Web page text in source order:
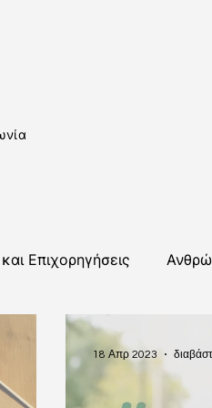
Επιχορηγήσεις
Κλιματική Αλλαγή
18 Απρ 2023